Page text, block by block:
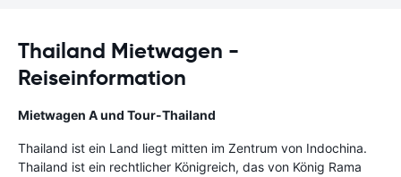
Thailand Mietwagen -
Reiseinformation
Mietwagen A und Tour-Thailand
Thailand ist ein Land liegt mitten im Zentrum von Indochina.
Thailand ist ein rechtlicher Königreich, das von König Rama